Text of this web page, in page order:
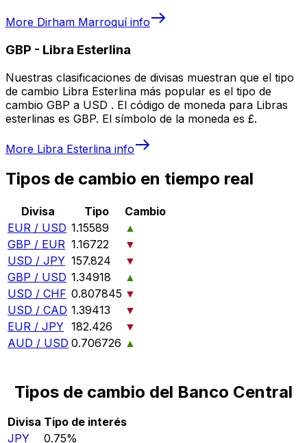
More Dirham Marroquíinfo
GBP - Libra Esterlina
Nuestras clasificaciones de divisas muestran que el tipo
de cambio Libra Esterlina más popular es el tipo de
cambio GBP a USD . El código de moneda para Libras
esterlinas es GBP. El símbolo de la moneda es £.
More Libra Esterlina info
Tipos de cambio en tiempo real
Divisa Tipo
Cambio
EUR / USD 1.15589
▲
GBP / EUR 1.16722
▼
USD / JPY 157.824
▼
GBP / USD 1.34918
▲
USD / CHF 0.807845 ▼
USD / CAD 1.39413
▼
EUR / JPY 182.426
▼
AUD / USD 0.706726 ▲
Tipos de cambio del Banco Central
Divisa Tipo de interés
JPY
0.75%